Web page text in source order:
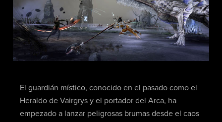
El guardián místico, conocido en el pasado como el
Heraldo de Vairgrys y el portador del Arca, ha
empezado a lanzar peligrosas brumas desde el caos